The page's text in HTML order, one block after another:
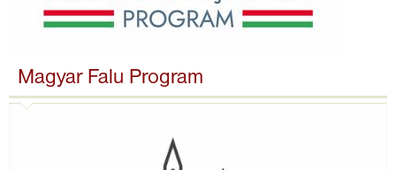
Magyar Falu Program